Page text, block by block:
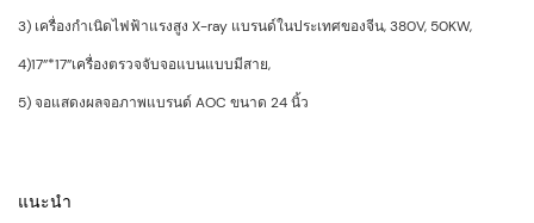
3) เครื่องกำเนิดไฟฟ้าแรงสูง X-ray แบรนด์ในประเทศของจีน, 380V, 50KW,
4)17”*17”เครื่องตรวจจับจอแบนแบบมีสาย,
5) จอแสดงผลจอภาพแบรนด์ AOC ขนาด 24 นิ้ว
แนะนำ